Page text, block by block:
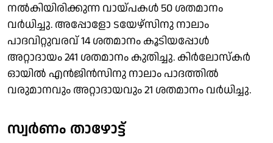
നൽകിയിരിക്കുന്ന വായ്പകൾ 50 ശതമാനം
വർധിച്ചു. അപ്പോളോ ടയേഴ്‌സിനു നാലാം
പാദവിറ്റുവരവ് 14 ശതമാനം കൂടിയപ്പോൾ
അറ്റാദായം 241 ശതമാനം കുതിച്ചു. കിർലോസ്കർ
ഓയിൽ എൻജിൻസിനു നാലാം പാദത്തിൽ
വരുമാനവും അറ്റാദായവും 21 ശതമാനം വർധിച്ചു.
സ്വർണം താഴോട്ട്